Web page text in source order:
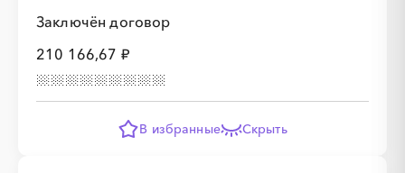
Заключён договор
210 166,67 ₽
В избранные Скрыть